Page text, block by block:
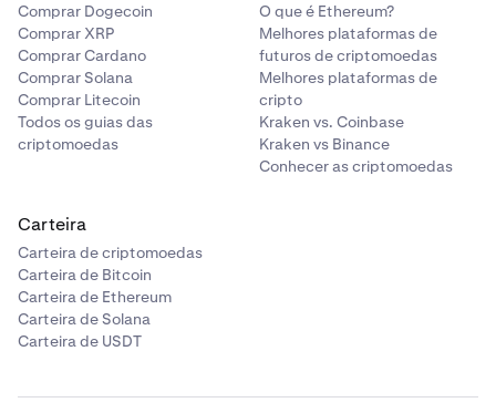
Comprar Dogecoin
Comprar XRP
Comprar Cardano
Comprar Solana
Comprar Litecoin
Todos os guias das
criptomoedas
O que é Ethereum?
Melhores plataformas de
futuros de criptomoedas
Melhores plataformas de
cripto
Kraken vs. Coinbase
Kraken vs Binance
Conhecer as criptomoedas
Carteira
Carteira de criptomoedas
Carteira de Bitcoin
Carteira de Ethereum
Carteira de Solana
Carteira de USDT